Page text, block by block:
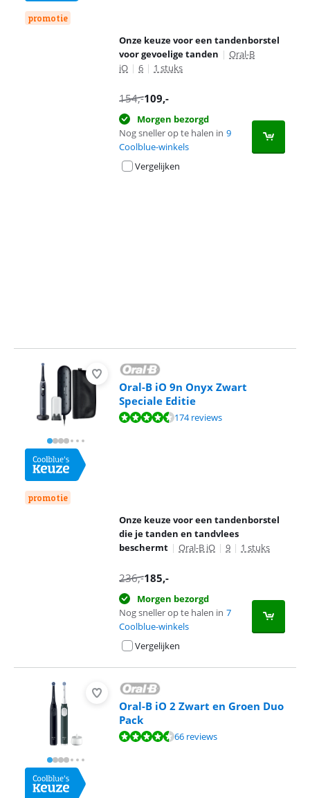
promotie
Onze keuze voor een tandenborstel
voor gevoelige tanden | Oral-B
iO | 6 | 1 stuks
154,-109,-
Morgen bezorgd
Nog sneller op te halen in 9
Coolblue-winkels
Vergelijken
promotie
Oral-B iO 9n Onyx Zwart
Speciale Editie
Beoordeling is 8,8 van de 10, gebaseerd op 174 reviews.
174 reviews
Onze keuze voor een tandenborstel
die je tanden en tandvlees
beschermt | Oral-B iO | 9 | 1 stuks
236,-185,-
Morgen bezorgd
Nog sneller op te halen in 7
Coolblue-winkels
Vergelijken
Oral-B iO 2 Zwart en Groen Duo
Pack
Beoordeling is 8,9 van de 10, gebaseerd op 66 reviews.
66 reviews